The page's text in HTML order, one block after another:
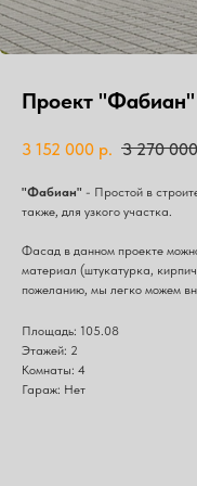
Проект "Фабиан"
3 152 000 р. 3 270 000
"Фабиан" - Простой в
также, для узкого участка.
Фасад в данном проекте
материал (штукатурка,
пожеланию, мы легко можем
Площадь: 105.08
Этажей: 2
Комнаты: 4
Гараж: Нет